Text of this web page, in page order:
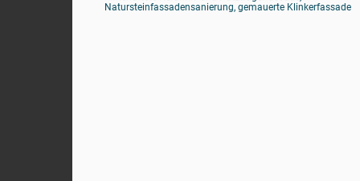
Natursteinfassadensanierung, gemauerte Klinkerfassade